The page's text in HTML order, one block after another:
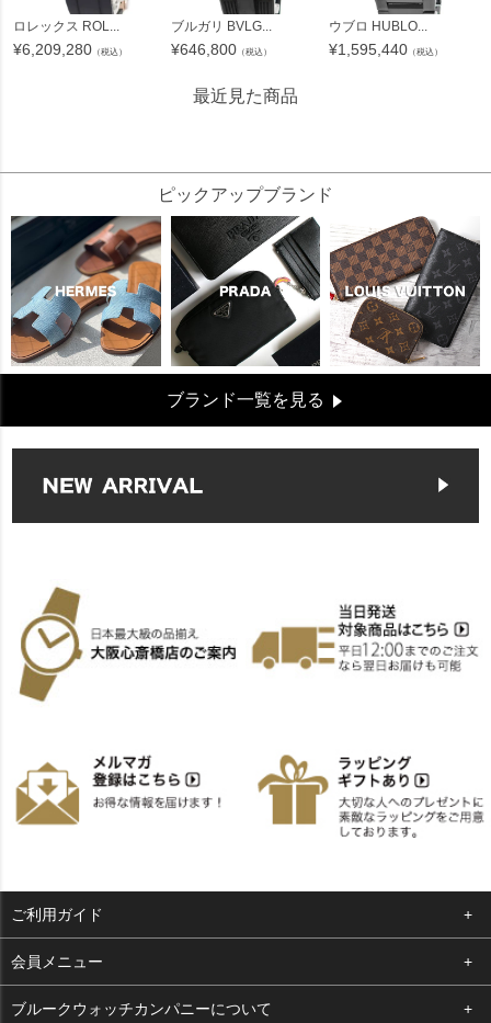
ロレックス ROL...
¥6,209,280 （税込）
ブルガリ BVLG...
¥646,800 （税込）
ウブロ HUBLO...
¥1,595,440 （税込）
最近見た商品
ピックアップブランド
ブランド一覧を見る
ご利用ガイド
よくある質問
支払い・送料
会員メニュー
ログイン
ブルークウォッチカンパニーについて